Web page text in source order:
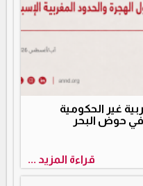
غير الحكومية
في حوض البحر
قراءة المزيد ...